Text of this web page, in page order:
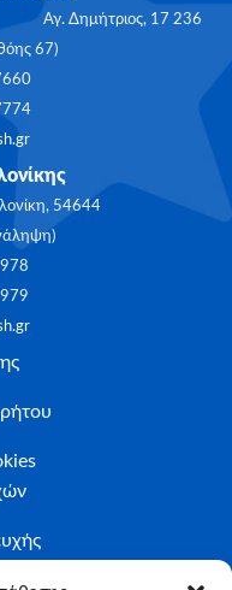
Αγ. Δημήτριος, 17 236
67)
54644